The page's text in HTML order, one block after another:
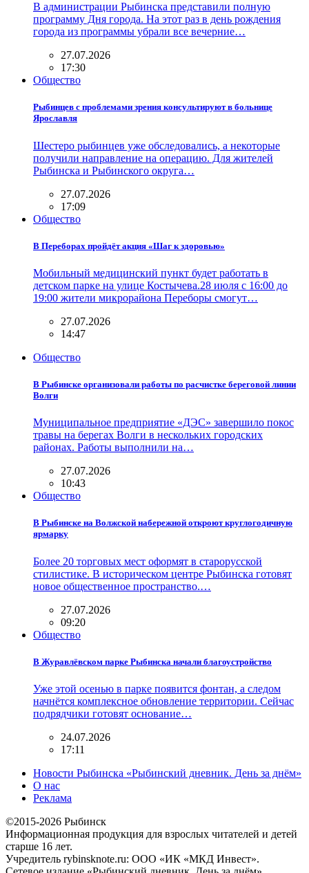
В администрации Рыбинска представили полную
программу Дня города. На этот раз в день рождения
города из программы убрали все вечерние…
27.07.2026
17:30
Общество
Рыбинцев с проблемами зрения консультируют в больнице
Ярославля
Шестеро рыбинцев уже обследовались, а некоторые
получили направление на операцию. Для жителей
Рыбинска и Рыбинского округа…
27.07.2026
17:09
Общество
В Переборах пройдёт акция «Шаг к здоровью»
Мобильный медицинский пункт будет работать в
детском парке на улице Костычева.28 июля с 16:00 до
19:00 жители микрорайона Переборы смогут…
27.07.2026
14:47
Общество
В Рыбинске организовали работы по расчистке береговой линии
Волги
Муниципальное предприятие «ДЭС» завершило покос
травы на берегах Волги в нескольких городских
районах. Работы выполнили на…
27.07.2026
10:43
Общество
В Рыбинске на Волжской набережной откроют круглогодичную
ярмарку
Более 20 торговых мест оформят в старорусской
стилистике. В историческом центре Рыбинска готовят
новое общественное пространство.…
27.07.2026
09:20
Общество
В Журавлёвском парке Рыбинска начали благоустройство
Уже этой осенью в парке появится фонтан, а следом
начнётся комплексное обновление территории. Сейчас
подрядчики готовят основание…
24.07.2026
17:11
Новости Рыбинска «Рыбинский дневник. День за днём»
О нас
Реклама
©2015-2026 Рыбинск
Информационная продукция для взрослых читателей и детей
старше 16 лет.
Учредитель rybinsknote.ru: ООО «ИК «МКД Инвест».